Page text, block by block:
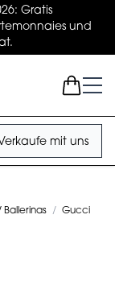
Gratis
und
mit uns
/ Gucci